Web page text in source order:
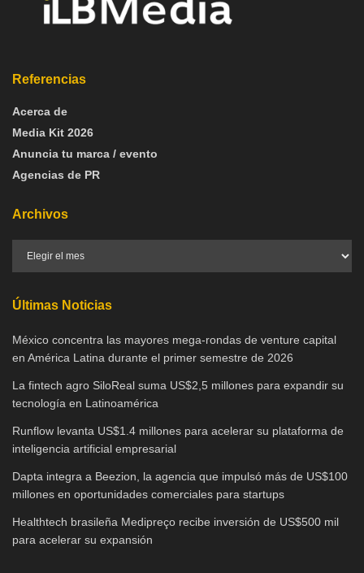
Referencias
Acerca de
Media Kit 2026
Anuncia tu marca / evento
Agencias de PR
Archivos
Últimas Noticias
México concentra las mayores mega-rondas de venture capital
en América Latina durante el primer semestre de 2026
La fintech agro SiloReal suma US$2,5 millones para expandir su
tecnología en Latinoamérica
Runflow levanta US$1.4 millones para acelerar su plataforma de
inteligencia artificial empresarial
Dapta integra a Beezion, la agencia que impulsó más de US$100
millones en oportunidades comerciales para startups
Healthtech brasileña Medipreço recibe inversión de US$500 mil
para acelerar su expansión